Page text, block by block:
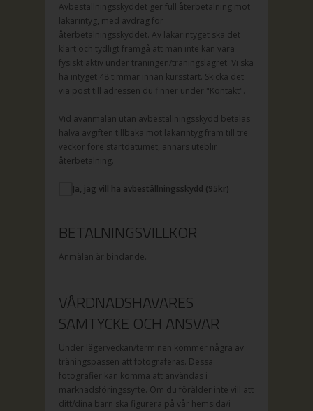
Avbeställningsskyddet ger full återbetalning mot
läkarintyg, med avdrag för
återbetalningsskyddet. Av läkarintyget ska det
klart och tydligt framgå att man inte kan vara
fysiskt aktiv under träningen/träningslägret. Vi ska
ha intyget 48 timmar innan kursstart. Skicka det
via post till adressen du finner under "Kontakt".
Vid avanmälan utan avbeställningsskydd betalas
halva avgiften tillbaka mot läkarintyg fram till tre
veckor före startdatumet, annars uteblir
återbetalning.
Ja, jag vill ha avbeställningsskydd (95kr)
BETALNINGSVILLKOR
Anmälan är bindande.
VÅRDNADSHAVARES
SAMTYCKE OCH ANSVAR
Under lägerveckan/terminen kommer några av
träningspassen att fotograferas. Dessa
fotografier kan komma att användas i
marknadsföringssyfte. Om du förälder inte vill att
ditt/dina barn ska figurera på vår hemsida/i